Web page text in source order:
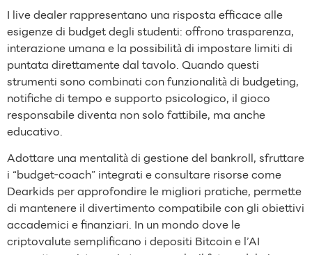
I live dealer rappresentano una risposta efficace alle
esigenze di budget degli studenti: offrono trasparenza,
interazione umana e la possibilità di impostare limiti di
puntata direttamente dal tavolo. Quando questi
strumenti sono combinati con funzionalità di budgeting,
notifiche di tempo e supporto psicologico, il gioco
responsabile diventa non solo fattibile, ma anche
educativo.
Adottare una mentalità di gestione del bankroll, sfruttare
i “budget‑coach” integrati e consultare risorse come
Dearkids per approfondire le migliori pratiche, permette
di mantenere il divertimento compatibile con gli obiettivi
accademici e finanziari. In un mondo dove le
criptovalute semplificano i depositi Bitcoin e l’AI